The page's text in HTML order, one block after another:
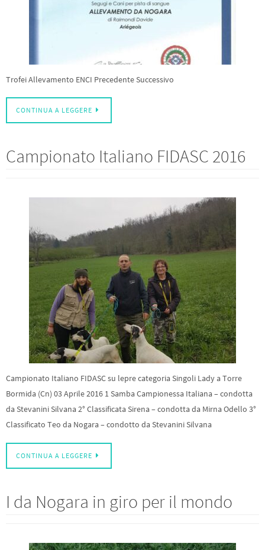
Trofei Allevamento ENCI Precedente Successivo
CONTINUA A LEGGERE
Campionato Italiano FIDASC 2016
Campionato Italiano FIDASC su lepre categoria Singoli Lady a Torre
Bormida (Cn) 03 Aprile 2016 1 Samba Campionessa Italiana – condotta
da Stevanini Silvana 2° Classificata Sirena – condotta da Mirna Odello 3°
Classificato Teo da Nogara – condotto da Stevanini Silvana
CONTINUA A LEGGERE
I da Nogara in giro per il mondo